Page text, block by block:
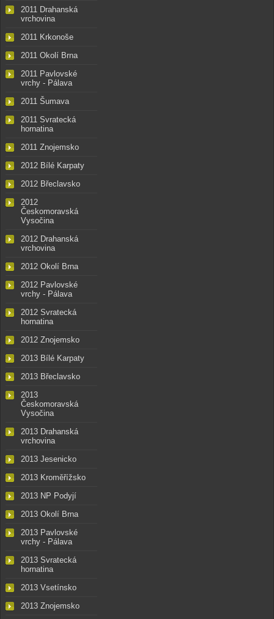
2011 Drahanská
vrchovina
2011 Krkonoše
2011 Okolí Brna
2011 Pavlovské
vrchy - Pálava
2011 Šumava
2011 Svratecká
hornatina
2011 Znojemsko
2012 Bílé Karpaty
2012 Břeclavsko
2012
Českomoravská
Vysočina
2012 Drahanská
vrchovina
2012 Okolí Brna
2012 Pavlovské
vrchy - Pálava
2012 Svratecká
hornatina
2012 Znojemsko
2013 Bílé Karpaty
2013 Břeclavsko
2013
Českomoravská
Vysočina
2013 Drahanská
vrchovina
2013 Jesenicko
2013 Kroměřížsko
2013 NP Podyjí
2013 Okolí Brna
2013 Pavlovské
vrchy - Pálava
2013 Svratecká
hornatina
2013 Vsetínsko
2013 Znojemsko